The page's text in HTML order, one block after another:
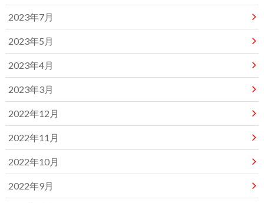
2023年7月
2023年5月
2023年4月
2023年3月
2022年12月
2022年11月
2022年10月
2022年9月